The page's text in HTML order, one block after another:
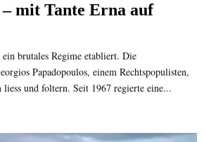
mit Tante Erna auf
brutales Regime etabliert. Die
Papadopoulos, einem Rechtspopulisten,
liess und foltern. Seit 1967 regierte eine...